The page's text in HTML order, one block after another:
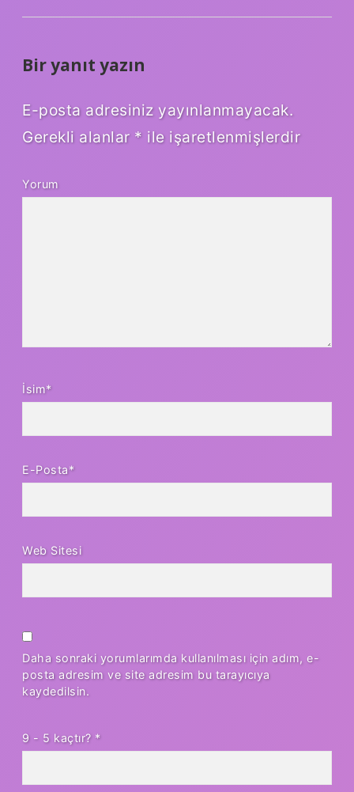
Bir yanıt yazın
E-posta adresiniz yayınlanmayacak.
Gerekli alanlar * ile işaretlenmişlerdir
Yorum
İsim*
E-Posta*
Web Sitesi
Daha sonraki yorumlarımda kullanılması için adım, e-
posta adresim ve site adresim bu tarayıcıya
kaydedilsin.
9 - 5 kaçtır? *